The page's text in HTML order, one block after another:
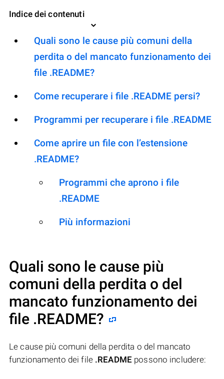
Indice dei contenuti
Quali sono le cause più comuni della
perdita o del mancato funzionamento dei
file .README?
Come recuperare i file .README persi?
Programmi per recuperare i file .README
Come aprire un file con l’estensione
.README?
Programmi che aprono i file
.README
Più informazioni
Quali sono le cause più
comuni della perdita o del
mancato funzionamento dei
file .README?
Le cause più comuni della perdita o del mancato
funzionamento dei file .README possono includere: